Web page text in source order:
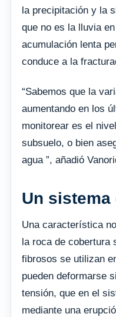
la precipitación y la
que no es la lluvia
acumulación lenta
conduce a la
“Sabemos que la
aumentando en los
monitorear es el
subsuelo, o bien
agua ”, añadió
Un sistema
Una característica
la roca de cobertura
fibrosos se utilizan
pueden deformarse
tensión, que en el
mediante una